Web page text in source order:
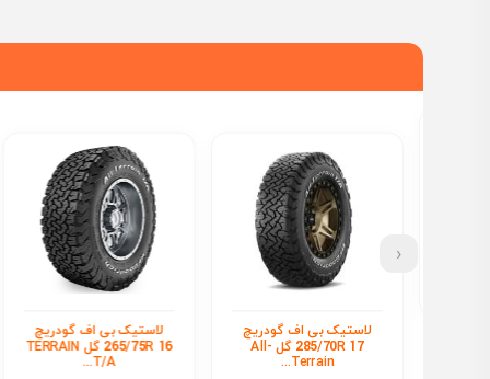
لاستیک بی اف گودریچ
265/75R 16 گل TERRAIN
T/A...
لاستیک بی اف گودریچ
285/60R 18 گل All-
Terrain...
‹